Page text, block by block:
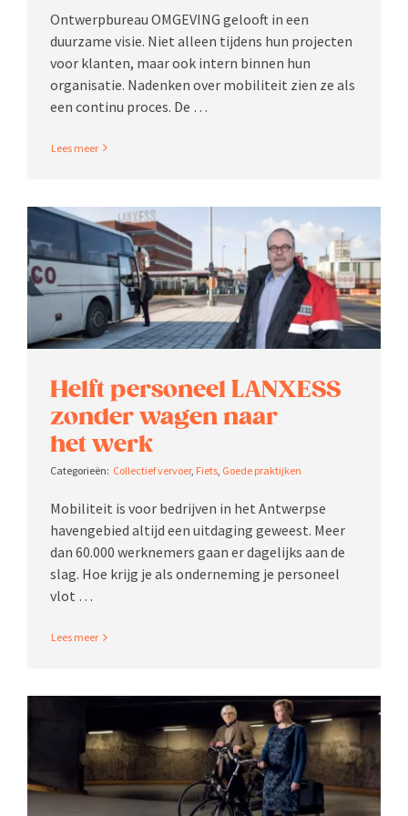
Ontwerp­bureau OMGEVING gelooft in een
duurzame visie. Niet alleen tijdens hun projecten
voor klanten, maar ook intern binnen hun
organi­satie. Nadenken over mobiliteit zien ze als
een continu proces. De …
Read More
Helft personeel LANXESS
zonder wagen naar
het werk
Collectief vervoer, Fiets, Goede praktijken
Mobiliteit is voor bedrijven in het Antwerpse
haven­gebied altijd een uitdaging geweest. Meer
dan 60.000 werknemers gaan er dagelijks aan de
slag. Hoe krijg je als onder­neming je personeel
vlot …
Read More